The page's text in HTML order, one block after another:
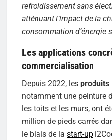
refroidissement sans
atténuant l’impact de la
consommation d’énergie
Les applications
commercialisation
Depuis 2022, les produits
notamment une peinture
les toits et les murs, ont
million de pieds carrés
le biais de la start-up